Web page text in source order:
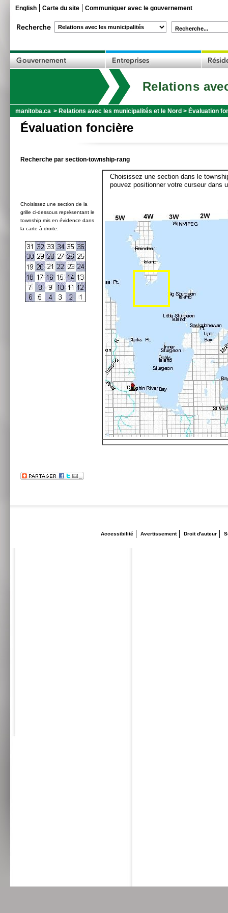
English Carte du site Communiquer avec le gouvernement
Recherche...
Relations
manitoba.ca > Relations avec les municipalités et le Nord > Évaluation
Évaluation foncière
Recherche par section-township-rang
Choisissez une section de la
grille ci-dessous représentant le
township mis en évidence dans
la carte à droite:
Choisissez une section dans le
pouvez positionner votre curseur dans
Accessibilité Avertissement Droit d'auteur